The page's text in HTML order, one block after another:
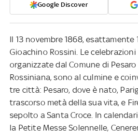
Google Discover
Il 13 novembre 1868, esattamente
Gioachino Rossini. Le
organizzate dal Comune di
Rossiniana, sono al culmine e
tre città: Pesaro, dove è nato,
trascorso metà della sua vita, e
sepolto a Santa Croce. In
la Petite Messe Solennelle,